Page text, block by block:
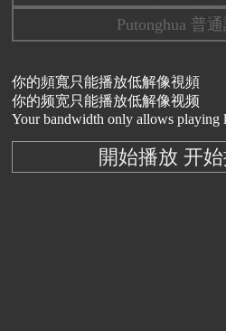
Putonghua 普
你的頻寬只能播放低解像視頻
你的频宽只能播放低解像视频
Your bandwidth only allows playing
開始播放 开